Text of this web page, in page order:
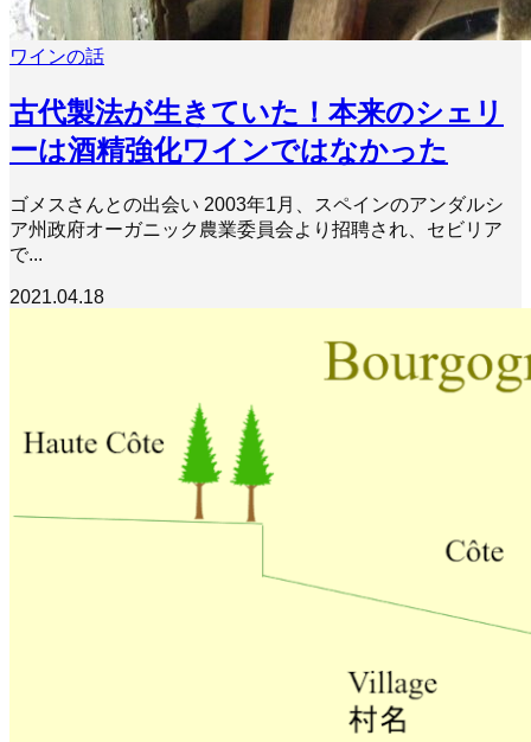
ワインの話
古代製法が生きていた！本来のシェリ
ーは酒精強化ワインではなかった
ゴメスさんとの出会い 2003年1月、スペインのアンダルシ
ア州政府オーガニック農業委員会より招聘され、セビリア
で...
2021.04.18